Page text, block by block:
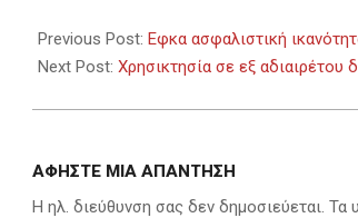
04-
09
Previous Post: Εφκα ασφαλιστική
Next Post: Χρησικτησία σε εξ αδιαιρέτου
ΑΦΉΣΤΕ ΜΙΑ ΑΠΆΝΤΗΣΗ
Η ηλ. διεύθυνση σας δεν δημοσιεύεται. Τα